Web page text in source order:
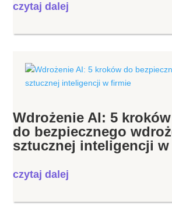
czytaj dalej
Wdrożenie AI: 5 kroków
do bezpiecznego
sztucznej inteligencji
czytaj dalej